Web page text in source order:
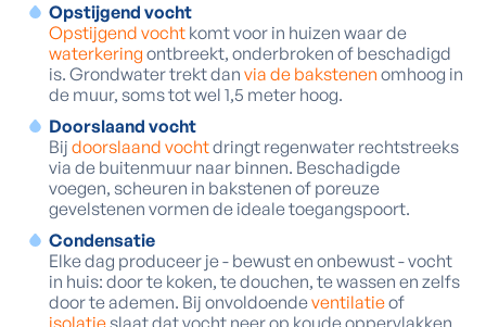
Opstijgend vocht
Opstijgend vocht komt voor in huizen waar de
waterkering ontbreekt, onderbroken of beschadigd
is. Grondwater trekt dan via de bakstenen omhoog in
de muur, soms tot wel 1,5 meter hoog.
Doorslaand vocht
Bij doorslaand vochtdringt regenwater rechtstreeks
via de buitenmuur naar binnen. Beschadigde
voegen, scheuren in bakstenen of poreuze
gevelstenen vormen de ideale toegangspoort.
Condensatie
Elke dag produceer je - bewust en onbewust - vocht
in huis: door te koken, te douchen, te wassen en zelfs
door te ademen. Bij onvoldoendeventilatieof
isolatieslaat dat vocht neer op koude oppervlakken.